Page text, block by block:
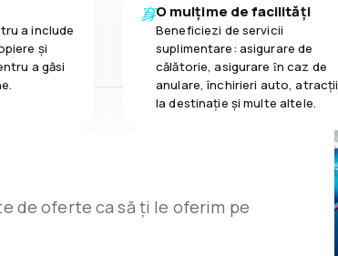
a include
și
a găsi
O mulțime de facilități
Beneficiezi de servicii
suplimentare: asigurare de
călătorie, asigurare ȋn caz de
anulare, închirieri auto, atracții
la destinaţie și multe altele.
de oferte ca să ți le oferim pe